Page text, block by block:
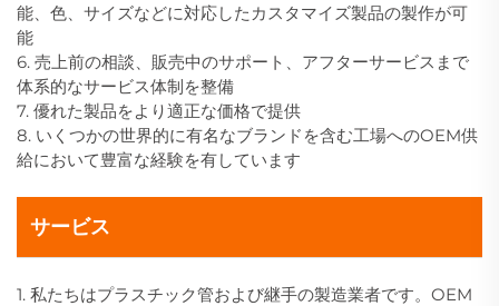
能、色、サイズなどに対応したカスタマイズ製品の製作が可
能
6. 売上前の相談、販売中のサポート、アフターサービスまで
体系的なサービス体制を整備
7. 優れた製品をより適正な価格で提供
8. いくつかの世界的に有名なブランドを含む工場へのOEM供
給において豊富な経験を有しています
サービス
1. 私たちはプラスチック管および継手の製造業者です。OEM